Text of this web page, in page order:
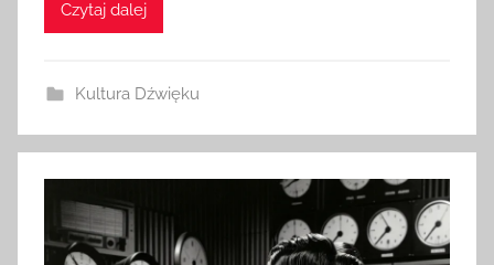
Czytaj dalej
Kultura Dźwięku